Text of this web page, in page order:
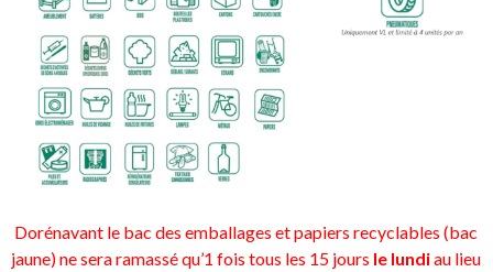
Dorénavant le bac des emballages et papiers recyclables (bac
jaune) ne sera ramassé qu’1 fois tous les 15 jours le lundiau lieu